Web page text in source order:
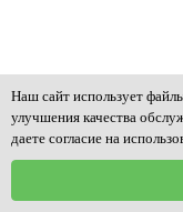
Наш сайт использует
улучшения качества
даете согласие на